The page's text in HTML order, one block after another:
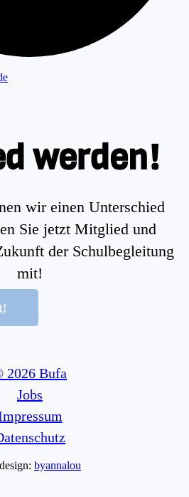
werden!
wir einen Unterschied
Sie jetzt Mitglied und
der Schulbegleitung
mit!
2026 Bufa
Jobs
byannalou